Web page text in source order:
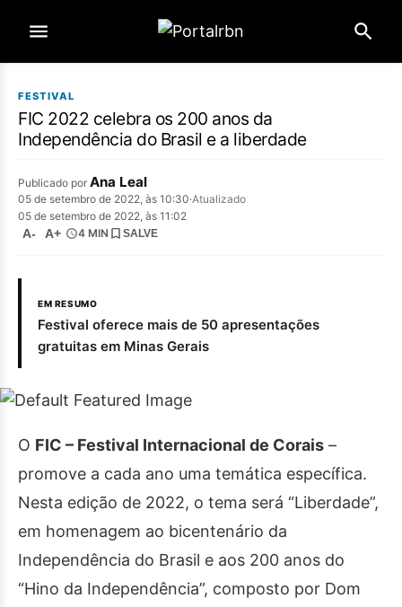
FESTIVAL
FIC 2022 celebra os 200 anos da
Independência do Brasil e a liberdade
Publicado por Ana Leal
05 de setembro de 2022, às 10:30·Atualizado
05 de setembro de 2022, às 11:02
A- A+ 4 MIN SALVE
EM RESUMO
Festival oferece mais de 50 apresentações
gratuitas em Minas Gerais
O FIC – Festival Internacional de Corais –
promove a cada ano uma temática específica.
Nesta edição de 2022, o tema será “Liberdade”,
em homenagem ao bicentenário da
Independência do Brasil e aos 200 anos do
“Hino da Independência”, composto por Dom